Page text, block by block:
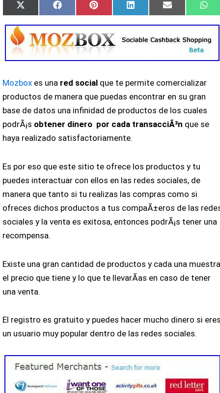
Compartir
en
X
(Twitter)
Compartir
en
FacebookCompartir
en
Pinterest Compartir
en
LinkedIn
Compartir
en
Email
en
Mozbox es una red socialque te permite comercializar
productos de manera que puedas encontrar en su gran
base de datos una infinidad de productos de los cuales
podrÃ¡s obtener dinero por cada transacciÃ³n que se
haya realizado satisfactoriamente.
Es por eso que este sitio te ofrece los productos y tu
puedes interactuar con ellos en las redes sociales, de
manera que tanto si tu realizas las compras como si
ofreces dichos productos a tus compaÃ±eros de las
sociales y la venta es exitosa, entonces podrÃ¡s tener una
recompensa.
Existe una gran cantidad de productos y cada una muestra
el precio que tiene y lo que te llevarÃ­as en caso de tener
una venta.
El registro es gratuito y puedes hacer mucho dinero si
un usuario muy popular dentro de las redes sociales.